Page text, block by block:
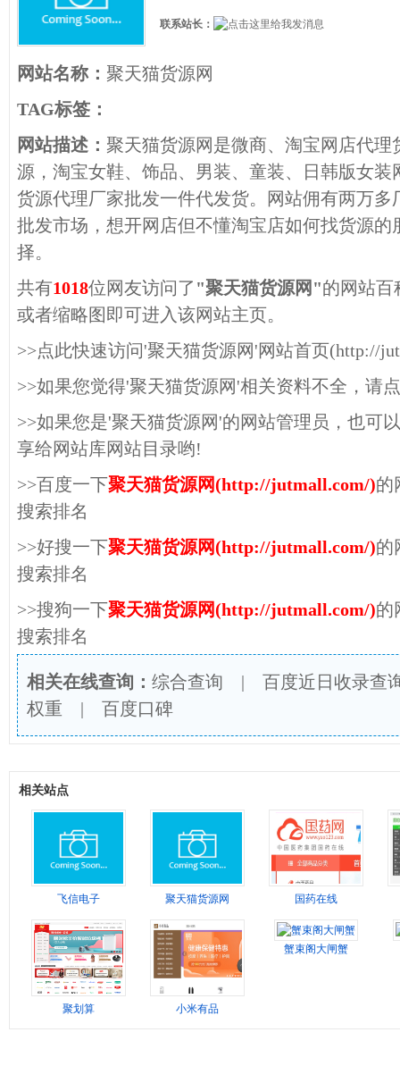
联系站长：
网站名称： 聚天猫货源网
TAG标签：
网站描述： 聚天猫货源网是微商、淘宝网店代
源，淘宝女鞋、饰品、男装、童装、日韩版女
货源代理厂家批发一件代发货。网站佣有两万
批发市场，想开网店但不懂淘宝店如何找货源的
择。
共有1018位网友访问了 "聚天猫货源网"的网站百
或者缩略图即可进入该网站主页。
>>点此快速访问'聚天猫货源网'网站首页(http://
>>如果您觉得'聚天猫货源网'相关资料不全，请
>>如果您是'聚天猫货源网'的网站管理员，也可
享给网站库网站目录哟!
>>百度一下聚天猫货源网(http://jutmall.com/)的
搜索排名
>>好搜一下聚天猫货源网(http://jutmall.com/)的
搜索排名
>>搜狗一下聚天猫货源网(http://jutmall.com/)的
搜索排名
相关在线查询： 综合查询 | 百度近日收录查
权重 | 百度口碑
相关站点
飞信电子 聚天猫货源网 国药在线
聚划算 小米有品
蟹束阁大闸蟹